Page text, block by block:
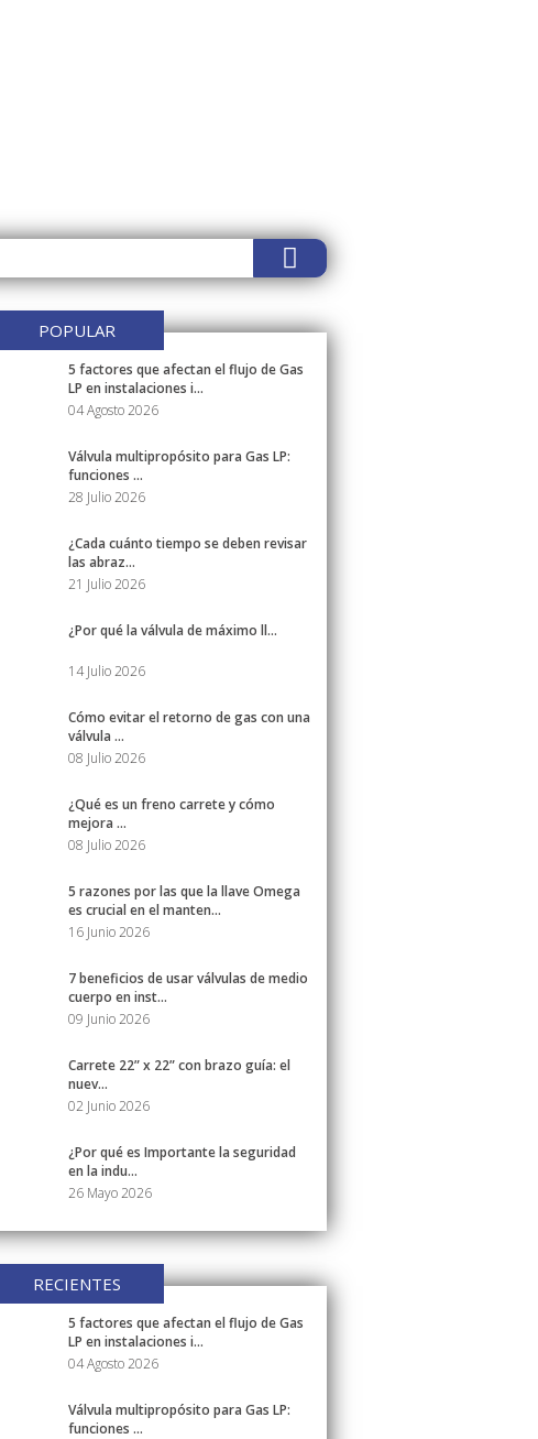
POPULAR
5 factores que afectan el flujo de Gas
LP en instalaciones i...
04 Agosto 2026
Válvula multipropósito para Gas LP:
funciones ...
28 Julio 2026
¿Cada cuánto tiempo se deben revisar
las abraz...
21 Julio 2026
¿Por qué la válvula de máximo ll...
14 Julio 2026
Cómo evitar el retorno de gas con una
válvula ...
08 Julio 2026
¿Qué es un freno carrete y cómo
mejora ...
08 Julio 2026
5 razones por las que la llave Omega
es crucial en el manten...
16 Junio 2026
7 beneficios de usar válvulas de medio
cuerpo en inst...
09 Junio 2026
Carrete 22” x 22” con brazo guía: el
nuev...
02 Junio 2026
¿Por qué es Importante la seguridad
en la indu...
26 Mayo 2026
RECIENTES
5 factores que afectan el flujo de Gas
LP en instalaciones i...
04 Agosto 2026
Válvula multipropósito para Gas LP:
funciones ...